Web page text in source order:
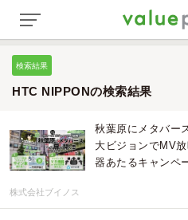
検索結果
HTC NIPPONの検索結果
秋葉原にメタバー
大ビジョンでMV
器あたるキャンペ
株式会社ブイノス